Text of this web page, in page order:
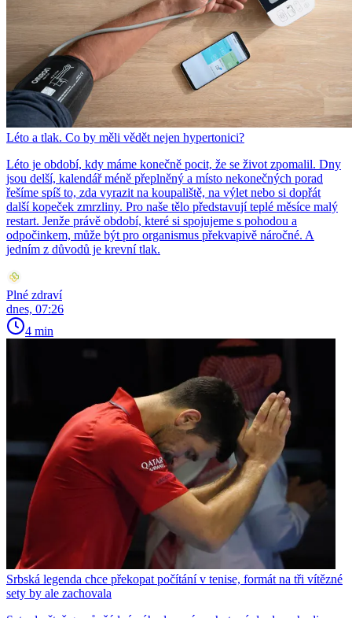
Léto a tlak. Co by měli vědět nejen hypertonici?
Léto je období, kdy máme konečně pocit, že se život zpomalil. Dny
jsou delší, kalendář méně přeplněný a místo nekonečných porad
řešíme spíš to, zda vyrazit na koupaliště, na výlet nebo si dopřát
další kopeček zmrzliny. Pro naše tělo představují teplé měsíce malý
restart. Jenže právě období, které si spojujeme s pohodou a
odpočinkem, může být pro organismus překvapivě náročné. A
jedním z důvodů je krevní tlak.
Plné zdraví
dnes, 07:26
4 min
Srbská legenda chce překopat počítání v tenise, formát na tři vítězné
sety by ale zachovala